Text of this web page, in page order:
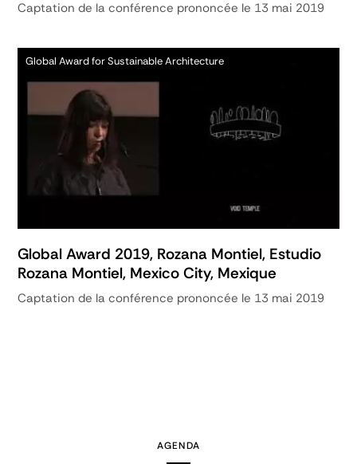
Captation de la conférence prononcée le 13 mai 2019
Global Award for Sustainable Architecture
Global Award 2019, Rozana Montiel, Estudio
Rozana Montiel, Mexico City, Mexique
Captation de la conférence prononcée le 13 mai 2019
AGENDA